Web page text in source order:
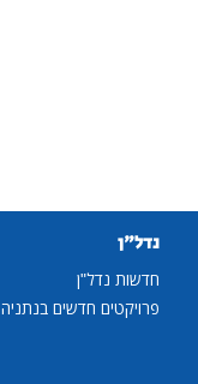
נדל"ן
חדשות נדל"ן
פרויקטים חדשים בנתניה